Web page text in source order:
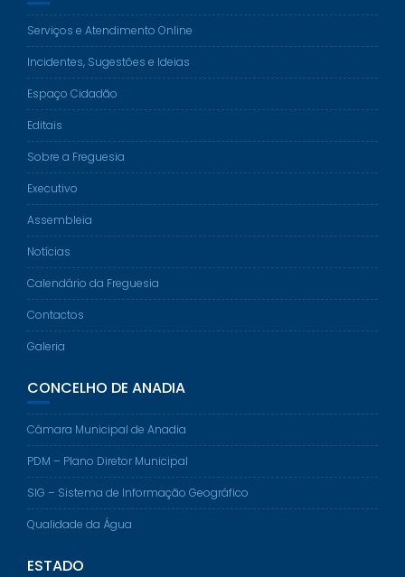
Serviços e Atendimento Online
Incidentes, Sugestões e Ideias
Espaço Cidadão
Editais
Sobre a Freguesia
Executivo
Assembleia
Notícias
Calendário da Freguesia
Contactos
Galeria
CONCELHO DE ANADIA
Câmara Municipal de Anadia
PDM – Plano Diretor Municipal
SIG – Sistema de Informação Geográfico
Qualidade da Água
ESTADO